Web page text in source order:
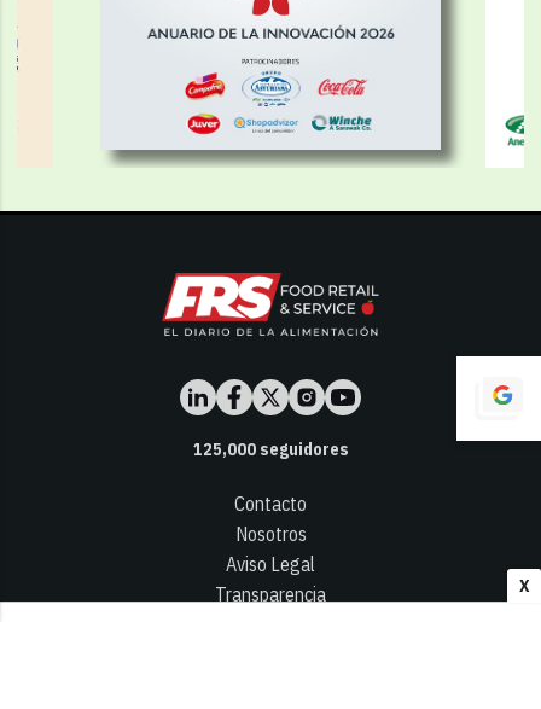
X
125,000seguidores
Contacto
Nosotros
Aviso Legal
Transparencia